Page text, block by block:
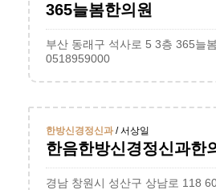
365늘봄한의원
부산 동래구 석사로 5 3층 365늘
0518959000
한방신경정신과/ 서상일
한음한방신경정신과한
경남 창원시 성산구 상남로 118